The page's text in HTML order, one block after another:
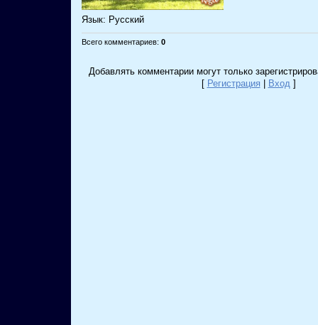
Язык: Русский
Всего комментариев: 0
Добавлять комментарии могут только
[ Регистрация Вход]